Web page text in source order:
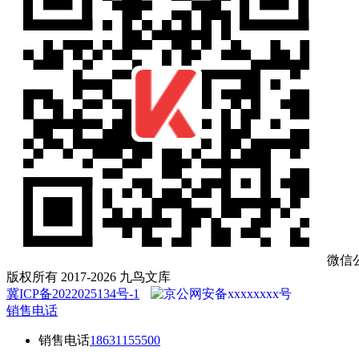
微信
版权所有 2017-2026 九鸟文库
冀ICP备2022025134号-1
京公网安备xxxxxxxx号
销售电话
销售电话18631155500